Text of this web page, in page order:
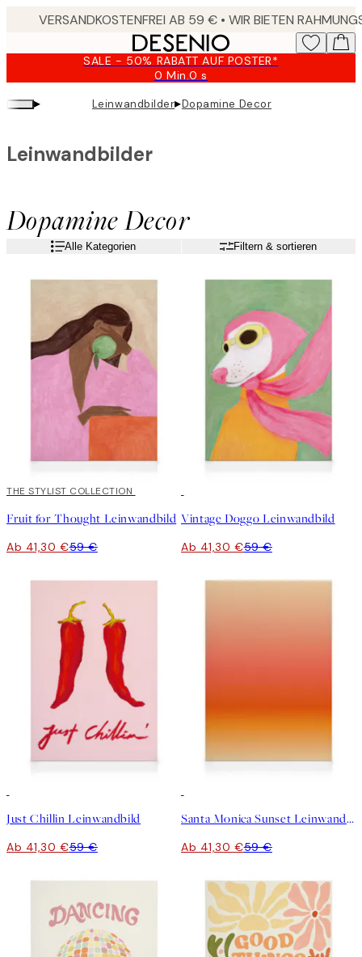
SALE - 50% RABATT AUF POSTER*
0 Min.0 s
Gültig
bis:
2026-
▸ Leinwandbilder▸Dopamine Decor
Dopamine Decor
Leinwandbilder
Alle Kategorien Filtern & sortieren
30%*
THE STYLIST COLLECTION
Fruit for Thought Leinwandbild
Ab 41,30 €59 €
Vintage Doggo Leinwandbild
Ab 41,30 €59 €
Just Chillin Leinwandbild
Ab 41,30 €59 €
Santa Monica Sunset Leinwandbild
Ab 41,30 €59 €